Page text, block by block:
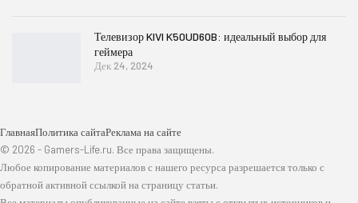
Телевизор KIVI K50UD60B: идеальный выбор для
геймера
Дек 24, 2024
ГлавнаяПолитика сайтаРеклама на сайте
© 2026 - Gamers-Life.ru. Все права защищены.
Любое копирование материалов с нашего ресурса разрешается только с
обратной активной ссылкой на страницу статьи.